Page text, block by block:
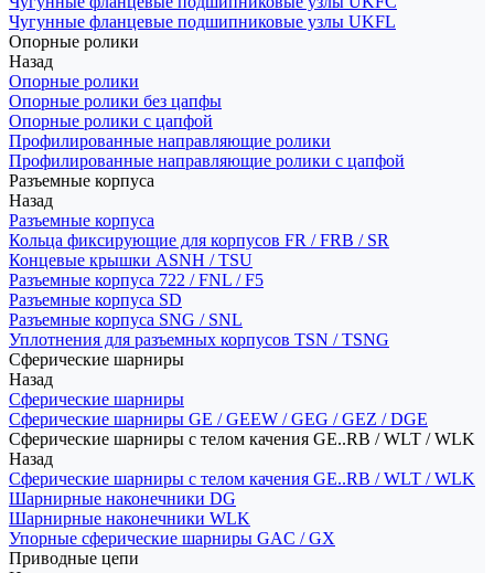
Чугунные фланцевые подшипниковые узлы UKFL
Опорные ролики
Назад
Опорные ролики
Опорные ролики без цапфы
Опорные ролики с цапфой
Профилированные направляющие ролики
Профилированные направляющие ролики с цапфой
Разъемные корпуса
Назад
Разъемные корпуса
Кольца фиксирующие для корпусов FR / FRB / SR
Концевые крышки ASNH / TSU
Разъемные корпуса 722 / FNL / F5
Разъемные корпуса SD
Разъемные корпуса SNG / SNL
Уплотнения для разъемных корпусов TSN / TSNG
Сферические шарниры
Назад
Сферические шарниры
Сферические шарниры GE / GEEW / GEG / GEZ / DGE
Сферические шарниры с телом качения GE..RB / WLT / WLK
Назад
Сферические шарниры с телом качения GE..RB / WLT / WLK
Шарнирные наконечники DG
Шарнирные наконечники WLK
Упорные сферические шарниры GAC / GX
Приводные цепи